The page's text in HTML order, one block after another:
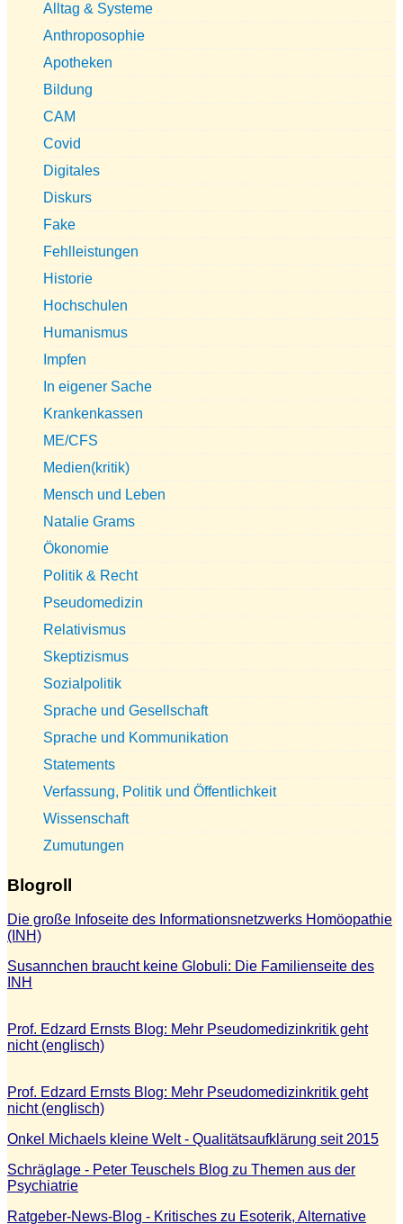
Alltag & Systeme
Anthroposophie
Apotheken
Bildung
CAM
Covid
Digitales
Diskurs
Fake
Fehlleistungen
Historie
Hochschulen
Humanismus
Impfen
In eigener Sache
Krankenkassen
ME/CFS
Medien(kritik)
Mensch und Leben
Natalie Grams
Ökonomie
Politik & Recht
Pseudomedizin
Relativismus
Skeptizismus
Sozialpolitik
Sprache und Gesellschaft
Sprache und Kommunikation
Statements
Verfassung, Politik und Öffentlichkeit
Wissenschaft
Zumutungen
Blogroll
Die große Infoseite des Informationsnetzwerks Homöopathie
(INH)
Susannchen braucht keine Globuli: Die Familienseite des
INH
Prof. Edzard Ernsts Blog: Mehr Pseudomedizinkritik geht
nicht (englisch)
Prof. Edzard Ernsts Blog: Mehr Pseudomedizinkritik geht
nicht (englisch)
Onkel Michaels kleine Welt - Qualitätsaufklärung seit 2015
Schräglage - Peter Teuschels Blog zu Themen aus der
Psychiatrie
Ratgeber-News-Blog - Kritisches zu Esoterik, Alternative